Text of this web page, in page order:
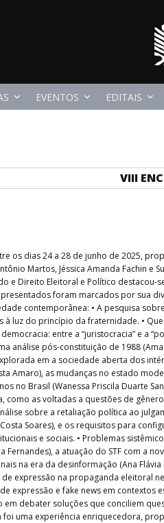
EVENTOS EDITAIS
VIII
os dias 24 a 28 de junho de 2025,
Martos, Jéssica Amanda Fachin e
e Direito Eleitoral e Político
foram marcados por sua
contemporânea: • A pesquisa
à luz do princípio da fraternidade. •
entre a “juristocracia” e a
análise pós-constituição de 1988
em a sociedade aberta dos
Amaro), as mudanças no estado
no Brasil (Wanessa Priscila Duarte
como as voltadas a questões de
sobre a retaliação política ao
Soares), e os requisitos para
e sociais. • Problemas
a atuação do STF com a
na era da desinformação (Ana
expressão na propaganda eleitoral
expressão e fake news em contextos
debater soluções que conciliem
uma experiência enriquecedora,